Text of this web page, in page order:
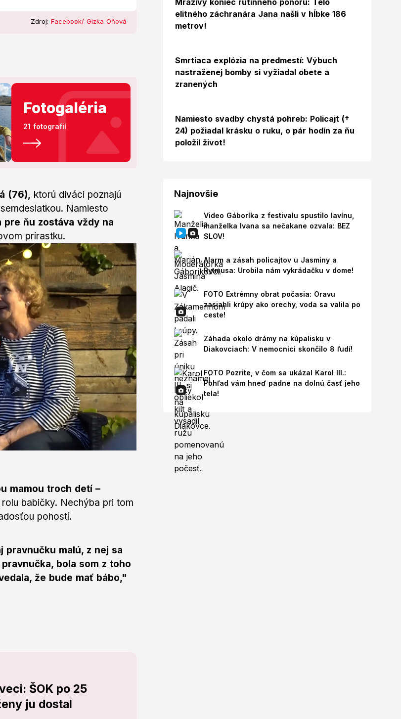
Zdroj: Facebook/ Gizka Oňová
Fotogaléria
21 fotografií
(76), ktorú diváci poznajú
Namiesto
pre ňu zostáva vždy na
prírastku.
mamou troch detí –
babičky. Nechýba pri tom
pohostí.
pravnučku malú, z nej sa
bola som z toho
že bude mať bábo,"
ŠOK po 25
ju dostal
Mrazivý koniec rutinného ponoru: Telo
elitného záchranára Jana našli v hĺbke 186
metrov!
Smrtiaca explózia na predmestí: Výbuch
nastraženej bomby si vyžiadal obete a
zranených
Namiesto svadby chystá pohreb: Policajt (†
24) požiadal krásku o ruku, o pár hodín za ňu
položil život!
Najnovšie
Video Gáboríka z festivalu spustilo lavínu,
manželka Ivana sa nečakane ozvala: BEZ
SLOV!
Alarm a zásah policajtov u Jasminy a
Rytmusa: Urobila nám vykrádačku v dome!
FOTO Extrémny obrat počasia: Oravu
zasiahli krúpy ako orechy, voda sa valila po
ceste!
Záhada okolo drámy na kúpalisku v
Diakovciach: V nemocnici skončilo 8 ľudí!
FOTO Pozrite, v čom sa ukázal Karol III.:
Pohľad vám hneď padne na dolnú časť jeho
tela!